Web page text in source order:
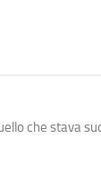
che stava